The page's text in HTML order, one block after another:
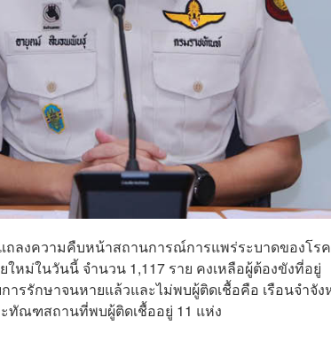
งความคืบหน้าสถานการณ์การแพร่ระบาดของโร
หม่ในวันนี้ จำนวน 1,117 ราย คงเหลือผู้ต้องขังที่อยู่
ารรักษาจนหายแล้วและไม่พบผู้ติดเชื้อคือ เรือนจำจัง
ทัณฑสถานที่พบผู้ติดเชื้ออยู่ 11 แห่ง